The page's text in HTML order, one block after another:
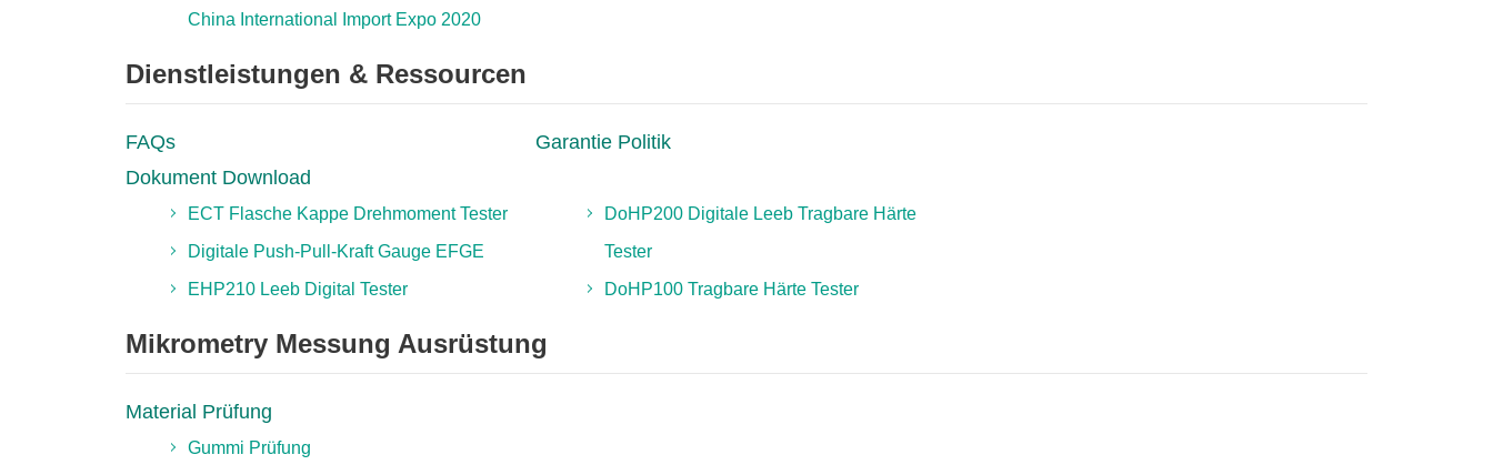
China International Import Expo 2020
Dienstleistungen & Ressourcen
FAQs
Garantie Politik
Dokument Download
ECT Flasche Kappe Drehmoment Tester
Digitale Push-Pull-Kraft Gauge EFGE
EHP210 Leeb Digital Tester
DoHP200 Digitale Leeb Tragbare Härte
Tester
DoHP100 Tragbare Härte Tester
Mikrometry Messung Ausrüstung
Material Prüfung
Gummi Prüfung